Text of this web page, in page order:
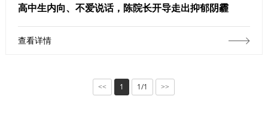
高中生内向、不爱说话，陈院长开导走出抑郁阴霾
查看详情
<< 1 1/1 >>